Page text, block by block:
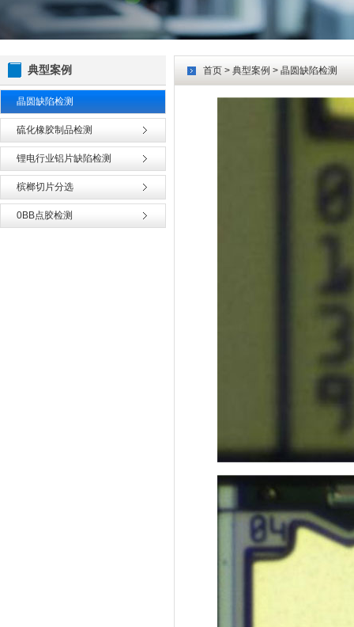
典型案例
晶圆缺陷检测
硫化橡胶制品检测
锂电行业铝片缺陷检测
槟榔切片分选
0BB点胶检测
首页 > 典型案例 > 晶圆缺陷检测